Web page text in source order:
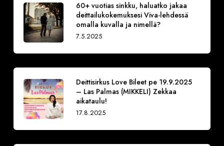
60+ vuotias sinkku, haluatko jakaa
deittailukokemuksesi Viva-lehdessä
omalla kuvalla ja nimellä?
7.5.2025
Deittisirkus Love Bileet pe 19.9.2025
– Las Palmas (MIKKELI) Zekkaa
aikataulu!
17.8.2025